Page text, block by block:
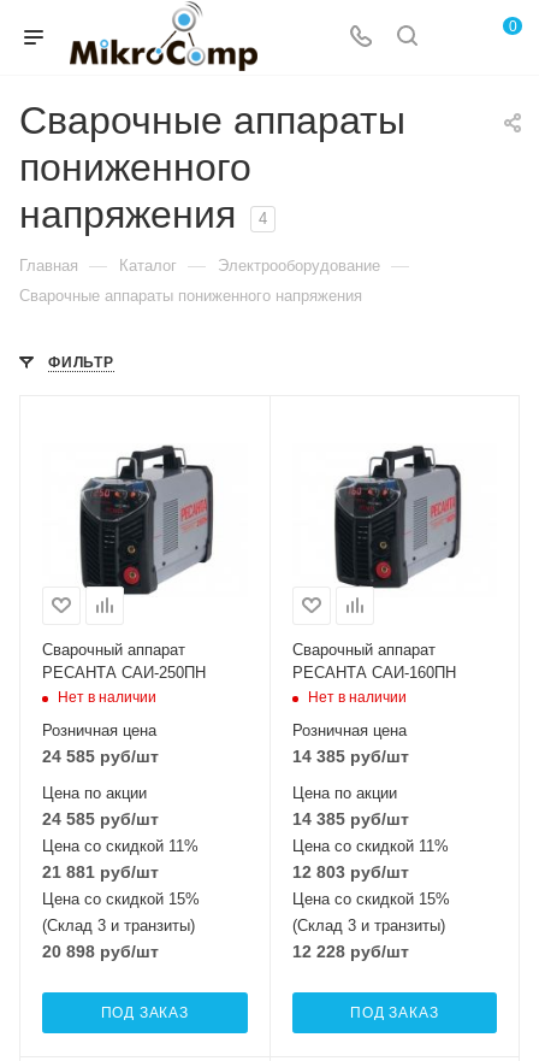
0
Сварочные аппараты
пониженного
напряжения
4
Главная — Каталог — Электрооборудование —
Сварочные аппараты пониженного напряжения
ФИЛЬТР
Сварочный аппарат
РЕСАНТА САИ-250ПН
Нет в наличии
Розничная цена
24 585 руб/шт
Цена по акции
24 585 руб/шт
Цена со скидкой 11%
21 881 руб/шт
Цена со скидкой 15%
(Склад 3 и транзиты)
20 898 руб/шт
ПОД ЗАКАЗ
Сварочный аппарат
РЕСАНТА САИ-160ПН
Нет в наличии
Розничная цена
14 385руб/шт
Цена по акции
14 385руб/шт
Цена со скидкой 11%
12 803руб/шт
Цена со скидкой 15%
(Склад 3 и транзиты)
12 228руб/шт
ПОД ЗАКАЗ